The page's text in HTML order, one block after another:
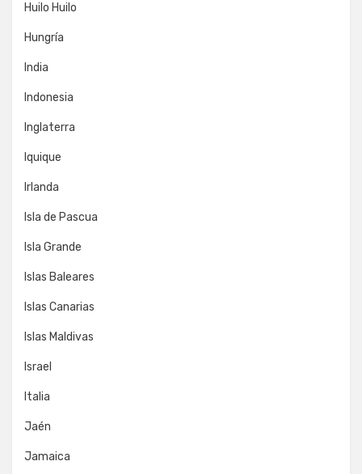
Huilo Huilo
Hungría
India
Indonesia
Inglaterra
Iquique
Irlanda
Isla de Pascua
Isla Grande
Islas Baleares
Islas Canarias
Islas Maldivas
Israel
Italia
Jaén
Jamaica